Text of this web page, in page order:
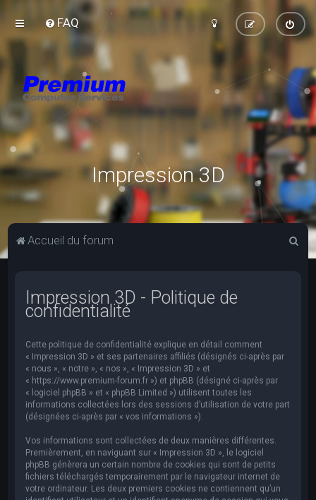
FAQ
Impression 3D
Accueil du forum
Impression 3D - Politique de
confidentialité
Cette politique de confidentialité explique en détail comment
« Impression 3D » et ses partenaires affiliés (désignés ci-après par
« nous », « notre », « nos », « Impression 3D » et
« https://www.premium-forum.fr ») et phpBB (désigné ci-après par
« logiciel phpBB » et « phpBB Limited ») utilisent toutes les
informations collectées lors des sessions d’utilisation de votre part
(désignées ci-après par « vos informations »).
Vos informations sont collectées de deux manières différentes.
Premièrement, en naviguant sur « Impression 3D », le logiciel
phpBB génèrera un certain nombre de cookies qui sont de petits
fichiers téléchargés temporairement par le navigateur internet de
votre ordinateur. Les deux premiers cookies ne contiennent qu’un